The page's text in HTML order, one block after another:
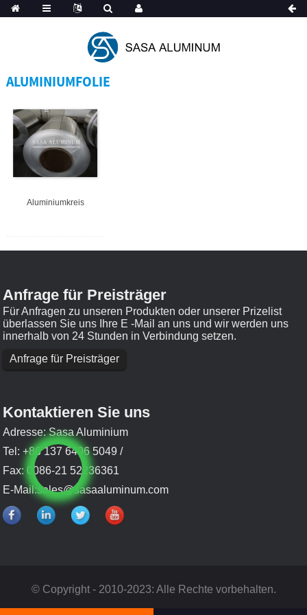
ALUMINIUMFOLIE
Aluminiumkreis
Anfrage für Preisträger
Für Anfragen zu unseren Produkten oder unserer Prizelist
überlassen Sie uns Ihre E -Mail an uns und wir werden uns
innerhalb von 24 Stunden in Verbindung setzen.
Anfrage für Preisträger
Kontaktieren Sie uns
Adresse: Sasa Aluminium
Tel: +86 137 6496 5049 /
Fax: 0086-21 52236361
E-Mail:sales@sasaaluminum.com
© Copyright - 2010-2023: Alle Rechte vorbehalten.